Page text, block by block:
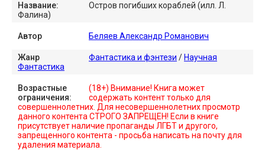
Название:
Остров погибших кораблей (илл. Л.
Фалина)
Автор Беляев Александр Романович
Жанр Фантастика и фэнтези / Научная
Фантастика
Возрастные
ограничения:
(18+) Внимание! Книга может
содержать контент только для
совершеннолетних. Для несовершеннолетних просмотр
данного контента СТРОГО ЗАПРЕЩЕН! Если в книге
присутствует наличие пропаганды ЛГБТ и другого,
запрещенного контента - просьба написать на почту для
удаления материала.